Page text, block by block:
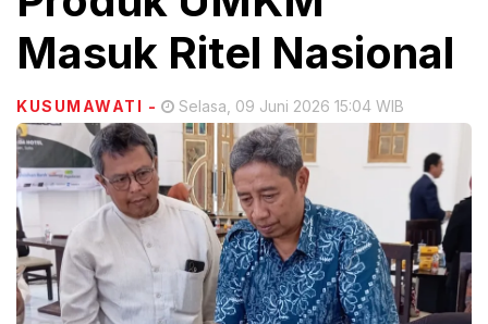
Masuk Ritel Nasional
KUSUMAWATI - Selasa, 09 Juni 2026 15:04 WIB